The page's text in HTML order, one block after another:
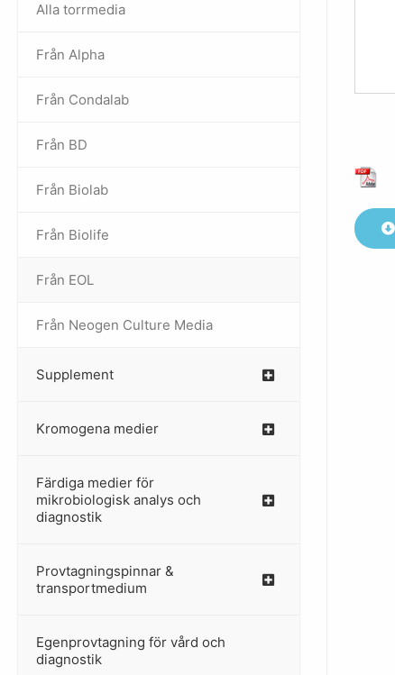
Alla torrmedia
Från Alpha
–
Från Condalab
Från BD
Från Biolab
–
Från Biolife
–
Från EOL
–
Från Neogen Culture Media
–
Supplement
–
Kromogena medier
–
Färdiga medier för
mikrobiologisk analys och
diagnostik
Provtagningspinnar &
transportmedium
–
Egenprovtagning för vård och
diagnostik
–